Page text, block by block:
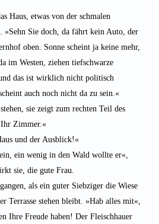
Haus, etwas von der schmalen
»Sehn Sie doch, da fährt kein Auto, der
oben. Sonne scheint ja keine mehr,
im Westen, ziehen tiefschwarze
das ist wirklich nicht politisch
auch noch nicht da zu sein.«
sie zeigt zum rechten Teil des
Ihr Zimmer.«
und der Ausblick!«
ein wenig in den Wald wollte er«,
sie, die gute Frau.
als ein guter Siebziger die Wiese
Terrasse stehen bleibt. »Hab alles mit«,
Ihre Freude haben! Der Fleischhauer